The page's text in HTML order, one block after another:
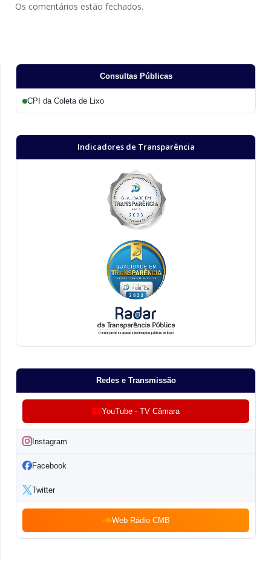
Os comentários estão fechados.
Consultas Públicas
CPI da Coleta de Lixo
Indicadores de Transparência
Redes e Transmissão
YouTube - TV Câmara
Instagram
Facebook
Twitter
Web Rádio CMB